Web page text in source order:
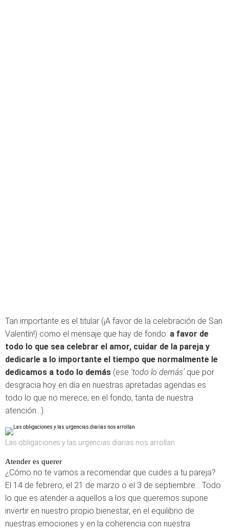
Tan importante es el titular (¡A favor de la celebración de San
Valentín!) como el mensaje que hay de fondo: a favor de
todo lo que sea celebrar el amor, cuidar de la pareja y
dedicarle a lo importante el tiempo que normalmente le
dedicamos a todo lo demás (ese ‘todo lo demás’que por
desgracia hoy en día en nuestras apretadas agendas es
todo lo que no merece, en el fondo, tanta de nuestra
atención…).
Las obligaciones y las urgencias diarias nos arrollan
Atender es querer
¿Cómo no te vamos a recomendar que cuides a tu pareja?
El 14 de febrero, el 21 de marzo o el 3 de septiembre… Todo
lo que es atender a aquellos a los que queremos supone
invertir en nuestro propio bienestar, en el equilibrio de
nuestras emociones y en la coherencia con nuestra